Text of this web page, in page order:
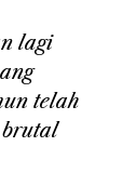
lagi
telah